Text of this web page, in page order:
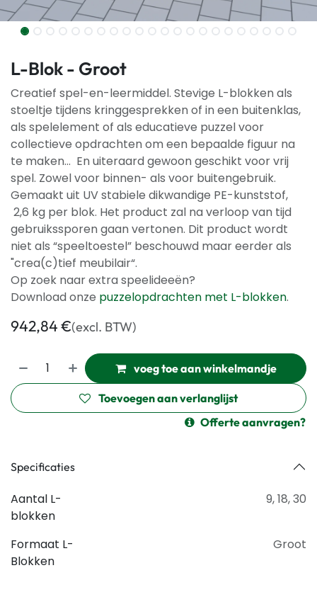
L-Blok - Groot
Creatief spel-en-leermiddel. Stevige L-blokken als
stoeltje tijdens kringgesprekken of in een buitenklas,
als spelelement of als educatieve puzzel voor
collectieve opdrachten om een bepaalde figuur na
te maken... En uiteraard gewoon geschikt voor vrij
spel. Zowel voor binnen- als voor buitengebruik.
Gemaakt uit UV stabiele dikwandige PE-kunststof,
2,6 kg per blok. Het product zal na verloop van tijd
gebruikssporen gaan vertonen. Dit product wordt
niet als “speeltoestel” beschouwd maar eerder als
"crea(c)tief meubilair“.
Op zoek naar extra speelideeën?
Download onze puzzelopdrachten met L-blokken.
942,84€(excl. BTW)
voeg toe aan winkelmandje
Toevoegen aan verlanglijst
Offerte aanvragen?
Specificaties
Aantal L-
blokken
9,18,30
Formaat L-
Blokken
Groot